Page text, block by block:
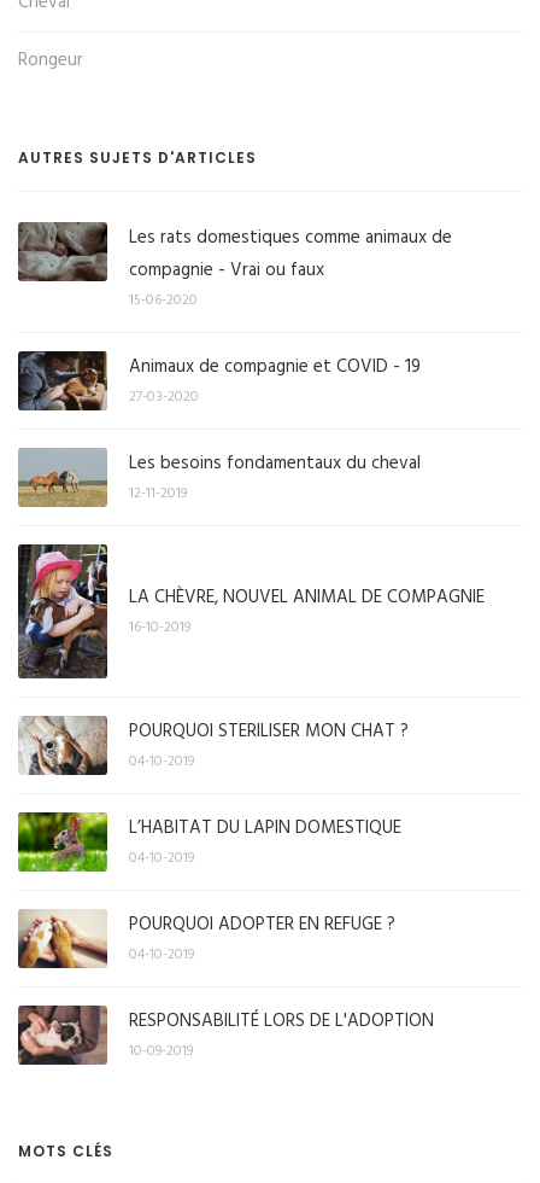
Rongeur
AUTRES SUJETS D'ARTICLES
Les rats domestiques comme animaux de
compagnie - Vrai ou faux
15-06-2020
Animaux de compagnie et COVID - 19
27-03-2020
Les besoins fondamentaux du cheval
12-11-2019
LA CHÈVRE, NOUVEL ANIMAL DE COMPAGNIE
16-10-2019
POURQUOI STERILISER MON CHAT ?
04-10-2019
L’HABITAT DU LAPIN DOMESTIQUE
04-10-2019
POURQUOI ADOPTER EN REFUGE ?
04-10-2019
RESPONSABILITÉ LORS DE L'ADOPTION
10-09-2019
MOTS CLÉS